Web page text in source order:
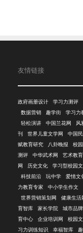
友情链接
政府画册设计 学习力测评
数据营销
趣学街 学习力
轻松演讲
中国兰花网 风
刊
世界儿童文学网 中国
赋教育研究
八卦晚报 校
测评
中华武术网 艺术教育
网
历史文化 学习型校园
科技前沿
玩中学 爱情文
力教育专家
中小学生作文
世界营销策划网
健康生活
育智库
家长学院 城市品
育中心
企业培训网 校园
习力训练知识
幸福智库